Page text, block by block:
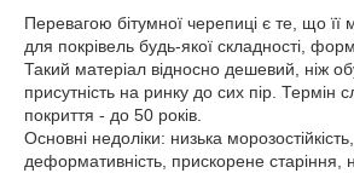
Перевагою бітумної черепиці є те, що її
для покрівель будь-якої складності,
Такий матеріал відносно дешевий, ніж
присутність на ринку до сих пір. Термін
покриття - до 50 років.
Основні недоліки: низька
деформативність, прискорене старіння,